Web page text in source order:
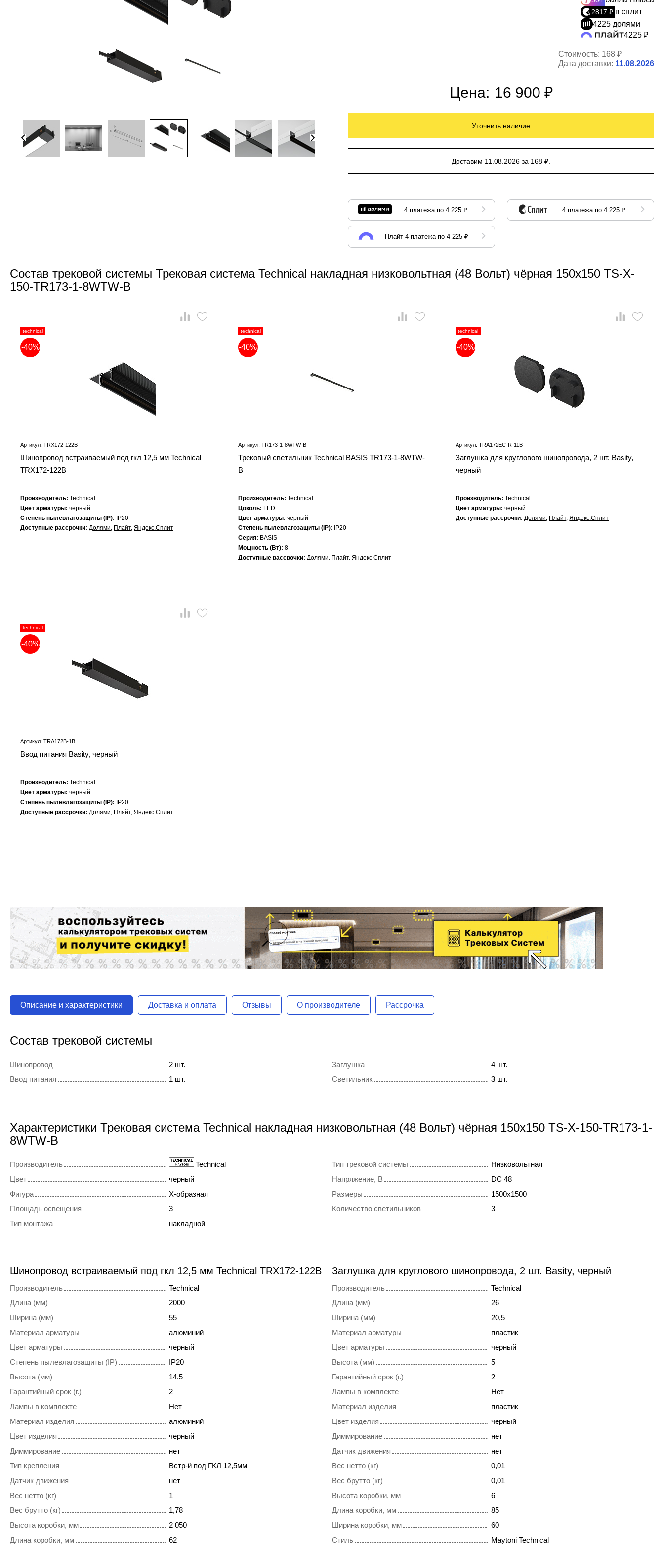
2817 ₽ в сплит
4225 долями
4225 ₽
Стоимость: 168 ₽
Дата доставки: 11.08.2026
Цена: 16 900 ₽
Уточнить наличие
Доставим 11.08.2026 за 168 ₽.
4 платежа по 4 225 ₽ 4 платежа по 4 225 ₽
Плайт 4 платежа по 4 225 ₽
Состав трековой системы Трековая система Technical накладная низковольтная (48 Вольт) чёрная 150x150 TS-X-
150-TR173-1-8WTW-B
technical
-40%
Артикул: TRX172-122B
Шинопровод встраиваемый под гкл 12,5 мм Technical
TRX172-122B
Производитель: Technical
Цвет арматуры: черный
Степень пылевлагозащиты (IP):
IP20
Доступные рассрочки: Долями, Плайт, Яндекс.Сплит
technical
-40%
Артикул: TR173-1-8WTW-B
Трековый светильник Technical BASIS TR173-1-8WTW-
B
Производитель: Technical
Цоколь: LED
Цвет арматуры: черный
Степень пылевлагозащиты (IP):
IP20
Серия: BASIS
Мощность (Вт): 8
Доступные рассрочки: Долями, Плайт, Яндекс.Сплит
technical
-40%
Артикул: TRA172EC-R-11B
Заглушка для круглового шинопровода, 2 шт. Basity,
черный
Производитель:Technical
Цвет арматуры:черный
Доступные рассрочки:Долями, Плайт,Яндекс.Сплит
technical
-40%
Артикул: TRA172B-1B
Ввод питания Basity, черный
Производитель: Technical
Цвет арматуры: черный
Степень пылевлагозащиты (IP):
IP20
Доступные рассрочки: Долями, Плайт, Яндекс.Сплит
Описание и характеристики Доставка и оплата Отзывы О производителе Рассрочка
Состав трековой системы
Шинопровод 2 шт. Заглушка
4 шт.
Ввод питания
1 шт. Светильник 3 шт.
Характеристики Трековая система Technical накладная низковольтная (48 Вольт) чёрная 150x150 TS-X-150-TR173-1-
8WTW-B
Производитель Technical Тип трековой системы
Низковольтная
Цвет
черный Напряжение, В
DC 48
Фигура
X-образная Размеры
1500x1500
Площадь освещения
3 Количество светильников
3
Тип монтажа
накладной
Шинопровод встраиваемый под гкл 12,5 мм Technical TRX172-122B
Производитель
Technical
Длина (мм)
2000
Ширина (мм)
55
Материал арматуры
алюминий
Цвет арматуры
черный
Степень пылевлагозащиты (IP)
IP20
Высота (мм)
14.5
Гарантийный срок (г.)
2
Лампы в комплекте
Нет
Материал изделия
алюминий
Цвет изделия
черный
Диммирование
нет
Тип крепления
Встр-й под ГКЛ 12,5мм
Датчик движения
нет
Вес нетто (кг)
1
Вес брутто (кг)
1,78
Высота коробки, мм
2 050
Длина коробки, мм
62
Заглушка для круглового шинопровода, 2 шт. Basity, черный
Производитель
Technical
Длина (мм)
26
Ширина (мм)
20,5
Материал арматуры
пластик
Цвет арматуры
черный
Высота (мм)
5
Гарантийный срок (г.)
2
Лампы в комплекте
Нет
Материал изделия
пластик
Цвет изделия
черный
Диммирование
нет
Датчик движения
нет
Вес нетто (кг)
0,01
Вес брутто (кг)
0,01
Высота коробки, мм
6
Длина коробки, мм
85
Ширина коробки, мм
60
Стиль
Maytoni Technical